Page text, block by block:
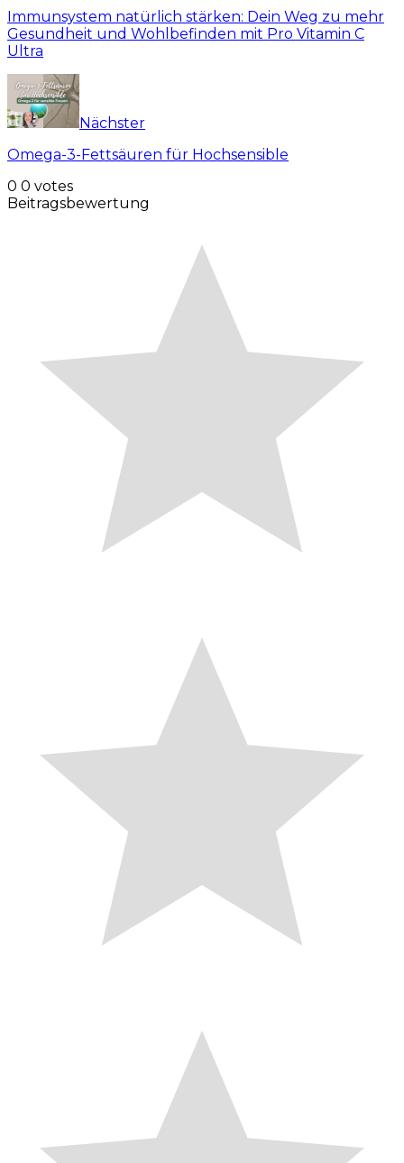
Immunsystem natürlich stärken: Dein Weg zu mehr
Gesundheit und Wohlbefinden mit Pro Vitamin C
Ultra
Nächster
Omega-3-Fettsäuren für Hochsensible
0 0 votes
Beitragsbewertung